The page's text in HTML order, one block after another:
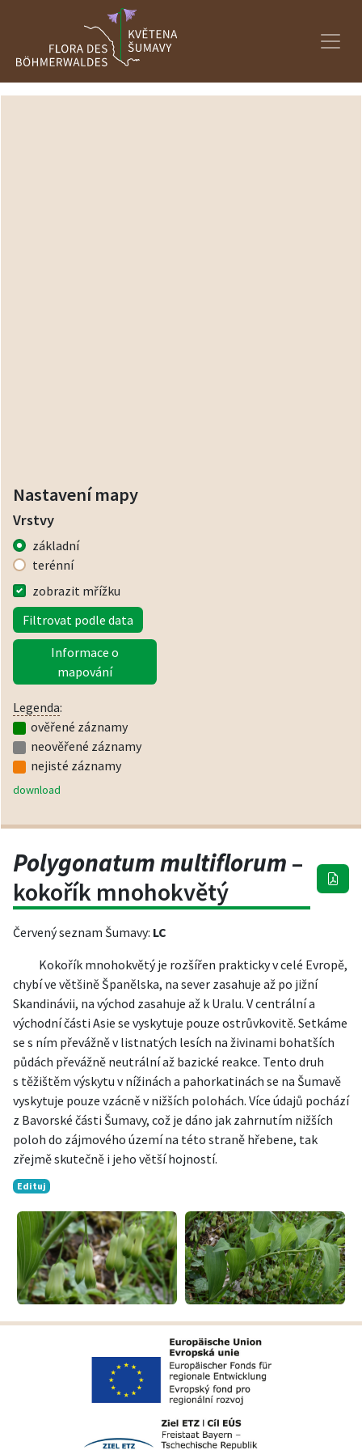
Nastavení mapy
Vrstvy
základní
terénní
zobrazit mřížku
Filtrovat podle data
Informace o
mapování
Legenda:
ověřené záznamy
neověřené záznamy
nejisté záznamy
download
Polygonatum multiflorum –
kokořík mnohokvětý
Červený seznam Šumavy: LC
Kokořík mnohokvětý je rozšířen prakticky v celé Evropě,
chybí ve většině Španělska, na sever zasahuje až po jižní
Skandinávii, na východ zasahuje až k Uralu. V centrální a
východní části Asie se vyskytuje pouze ostrůvkovitě. Setkáme
se s ním převážně v listnatých lesích na živinami bohatších
půdách převážně neutrální až bazické reakce. Tento druh
s těžištěm výskytu v nížinách a pahorkatinách se na Šumavě
vyskytuje pouze vzácně v nižších polohách. Více údajů pochází
z Bavorské části Šumavy, což je dáno jak zahrnutím nižších
poloh do zájmového území na této straně hřebene, tak
zřejmě skutečně i jeho větší hojností.
Edituj